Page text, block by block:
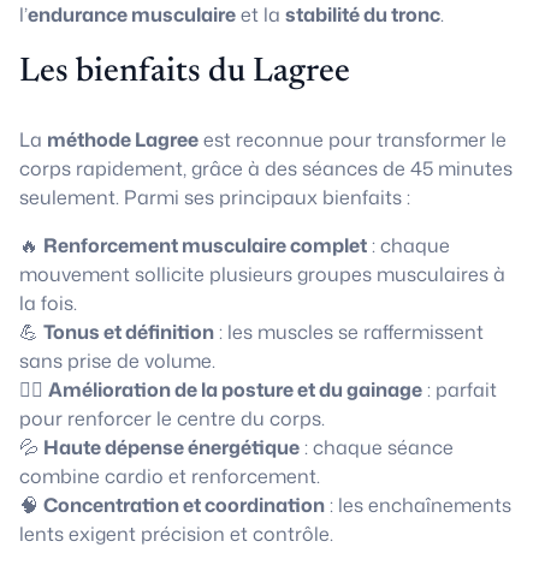
l’endurance musculaireet la stabilité du tronc.
Les bienfaits du Lagree
La méthode Lagreeest reconnue pour transformer le
corps rapidement, grâce à des séances de 45 minutes
seulement. Parmi ses principaux bienfaits :
🔥 Renforcement musculaire complet: chaque
mouvement sollicite plusieurs groupes musculaires à
la fois.
💪 Tonus et définition: les muscles se raffermissent
sans prise de volume.
🧘‍♀️ Amélioration de la posture et du gainage: parfait
pour renforcer le centre du corps.
💦 Haute dépense énergétique: chaque séance
combine cardio et renforcement.
🧠 Concentration et coordination: les enchaînements
lents exigent précision et contrôle.